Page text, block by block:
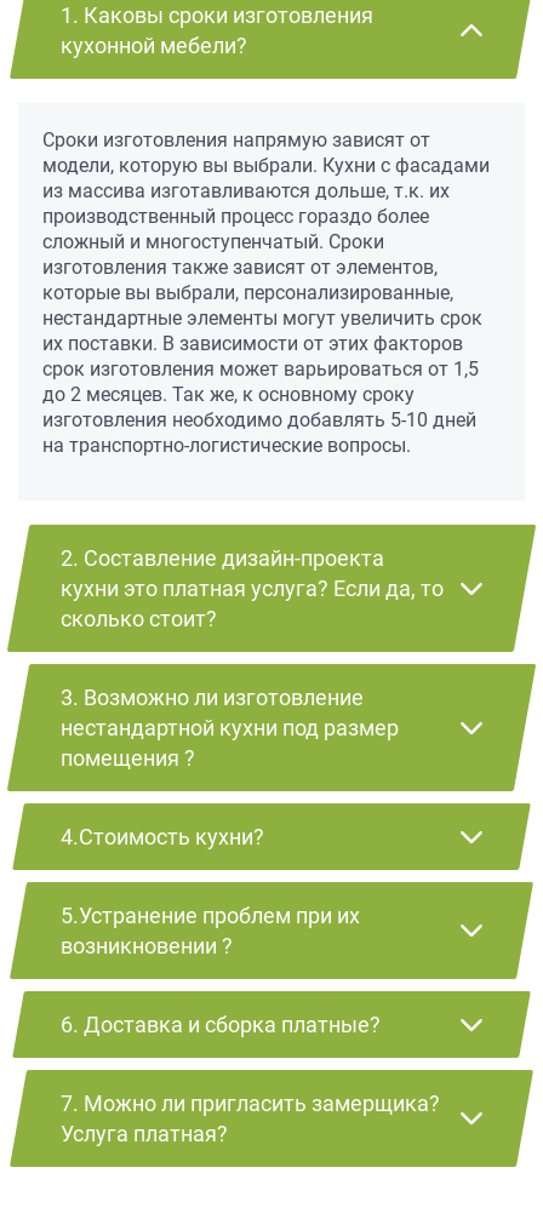
1. Каковы сроки изготовления
кухонной мебели?
Сроки изготовления напрямую зависят от
модели, которую вы выбрали. Кухни с фасадами
из массива изготавливаются дольше, т.к. их
производственный процесс гораздо более
сложный и многоступенчатый. Сроки
изготовления также зависят от элементов,
которые вы выбрали, персонализированные,
нестандартные элементы могут увеличить срок
их поставки. В зависимости от этих факторов
срок изготовления может варьироваться от 1,5
до 2 месяцев. Так же, к основному сроку
изготовления необходимо добавлять 5-10 дней
на транспортно-логистические вопросы.
2. Составление дизайн-проекта
кухни это платная услуга? Если да, то
сколько стоит?
3. Возможно ли изготовление
нестандартной кухни под размер
помещения ?
4.Стоимость кухни?
5.Устранение проблем при их
возникновении ?
6. Доставка и сборка платные?
7. Можно ли пригласить замерщика?
Услуга платная?